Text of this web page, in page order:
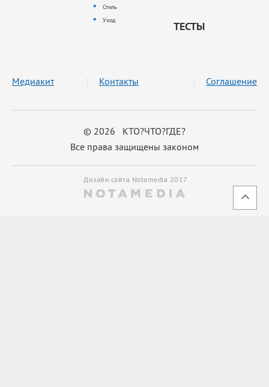
Стиль
Уход
ТЕСТЫ
© 2026 КТО?ЧТО?ГДЕ?
Все права защищены законом
Медиакит Контакты Соглашение
Дизайн сайта Notamedia 2017